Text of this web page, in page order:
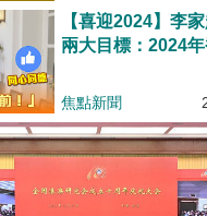
【喜迎2024】李
兩大目標：2024
焦點新聞